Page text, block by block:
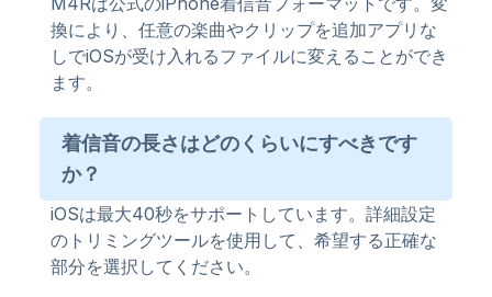
換により、任意の楽曲やクリップを追加アプリな
しでiOSが受け入れるファイルに変えることができ
ます。
着信音の長さはどのくらいにすべきです
か？
iOSは最大40秒をサポートしています。詳細設定
のトリミングツールを使用して、希望する正確な
部分を選択してください。